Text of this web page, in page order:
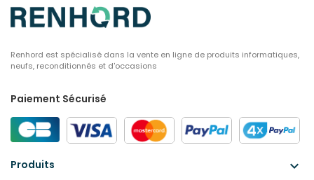
Renhord est spécialisé dans la vente en ligne de produits informatiques,
neufs, reconditionnés et d'occasions
Paiement Sécurisé
Produits keyboard_arrow_down